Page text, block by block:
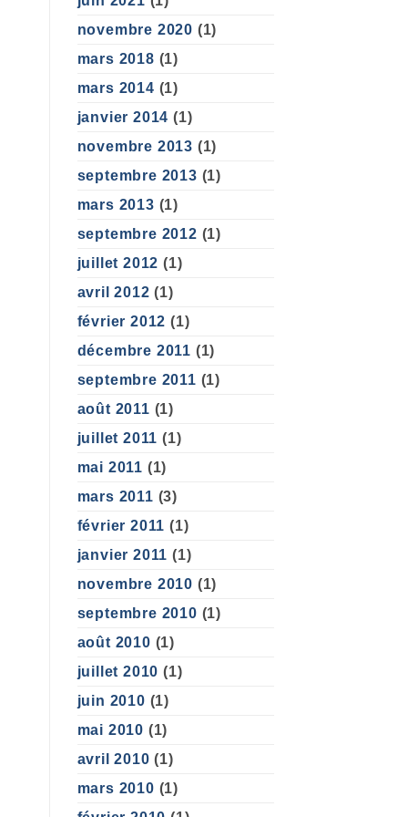
novembre 2020 (1)
mars 2018 (1)
mars 2014 (1)
janvier 2014 (1)
novembre 2013 (1)
septembre 2013 (1)
mars 2013 (1)
septembre 2012 (1)
juillet 2012 (1)
avril 2012 (1)
février 2012 (1)
décembre 2011 (1)
septembre 2011 (1)
août 2011 (1)
juillet 2011 (1)
mai 2011 (1)
mars 2011 (3)
février 2011 (1)
janvier 2011 (1)
novembre 2010 (1)
septembre 2010 (1)
août 2010 (1)
juillet 2010 (1)
juin 2010 (1)
mai 2010 (1)
avril 2010 (1)
mars 2010 (1)